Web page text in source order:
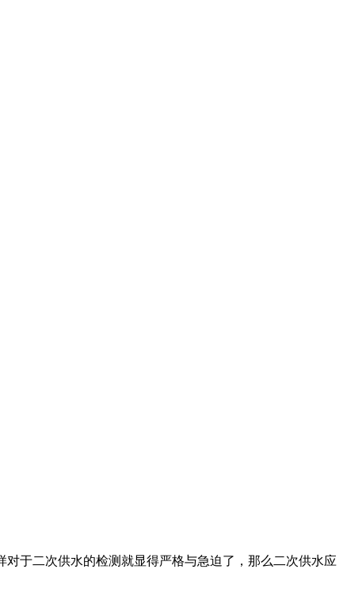
于二次供水的检测就显得严格与急迫了，那么二次供水应